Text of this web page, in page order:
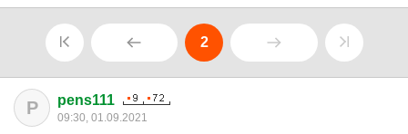
2
P pens111
09:30, 01.09.2021